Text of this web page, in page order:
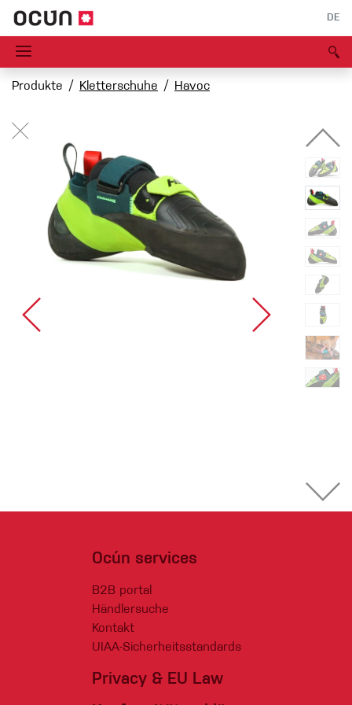
DE
Produkte Kletterschuhe Havoc
Ocún services
B2B portal
Händlersuche
Kontakt
UIAA-Sicherheitsstandards
Privacy & EU Law